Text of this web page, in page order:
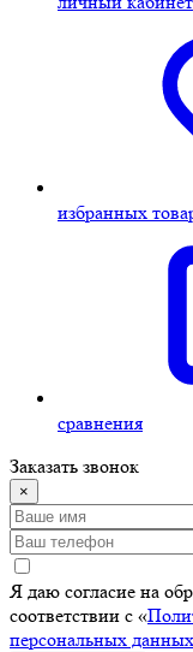
избранных
сравнения
Заказать звонок
×
Я даю согласие на
соответствии с «
персональных данных